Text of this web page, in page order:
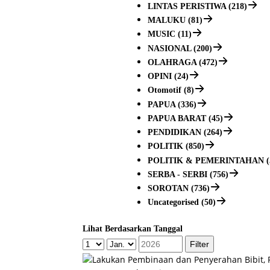
LINTAS PERISTIWA (218)
MALUKU (81)
MUSIC (11)
NASIONAL (200)
OLAHRAGA (472)
OPINI (24)
Otomotif (8)
PAPUA (336)
PAPUA BARAT (45)
PENDIDIKAN (264)
POLITIK (850)
POLITIK & PEMERINTAHAN
SERBA - SERBI (756)
SOROTAN (736)
Uncategorised (50)
Lihat Berdasarkan Tanggal